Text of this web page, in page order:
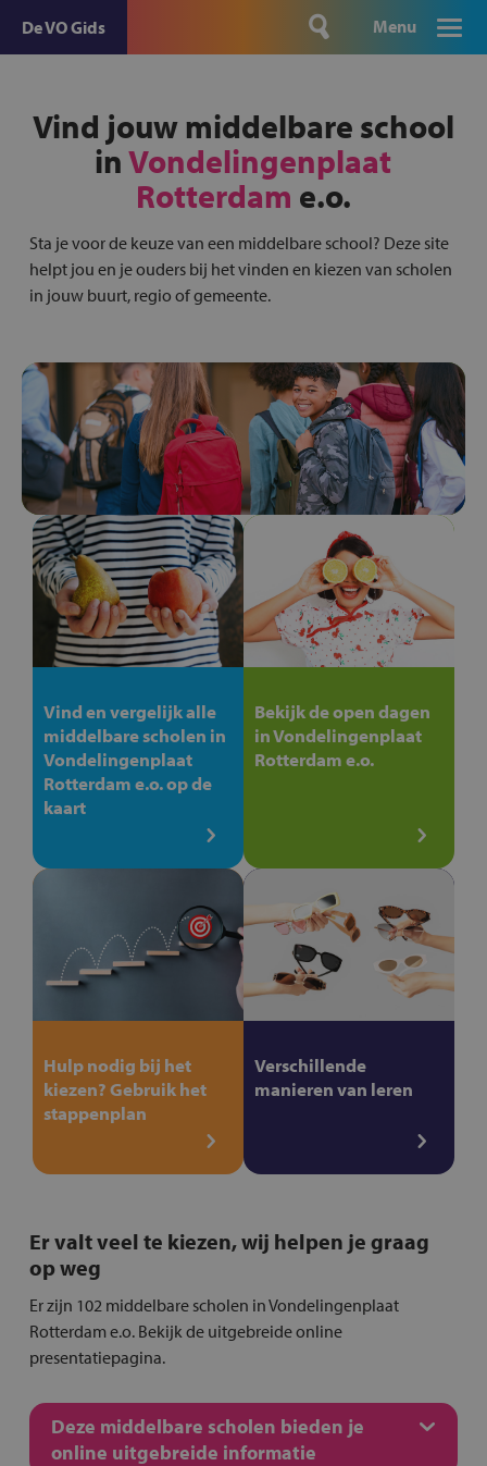
De VO Gids Menu
Vind jouw middelbare school
inVondelingenplaat
Rotterdam e.o.
Sta je voor de keuze van een middelbare school? Deze site
helpt jou en je ouders bij het vinden en kiezen van scholen
in jouw buurt, regio of gemeente.
Vind en vergelijk alle
middelbare scholen in
Vondelingenplaat
Rotterdam e.o. op de
kaart
Bekijk de open dagen
in Vondelingenplaat
Rotterdam e.o.
Hulp nodig bij het
kiezen? Gebruik het
stappenplan
Verschillende
manieren van leren
Er valt veel te kiezen, wij helpen je graag
op weg
Er zijn 102 middelbare scholen in Vondelingenplaat
Rotterdam e.o. Bekijk de uitgebreide online
presentatiepagina.
Deze middelbare scholen bieden je
online uitgebreide informatie